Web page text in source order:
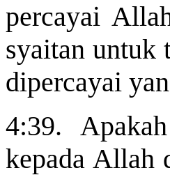
percayai
syaitan untuk
dipercayai
4:39.
kepada Allah